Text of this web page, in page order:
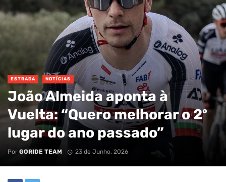
ESTRADA NOTÍCIAS
João Almeida aponta à
Vuelta: “Quero melhorar o 2º
lugar do ano passado”
Por GORIDE TEAM 23 de Junho, 2026